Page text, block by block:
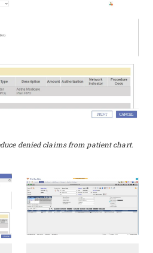
denied claims from patient chart.